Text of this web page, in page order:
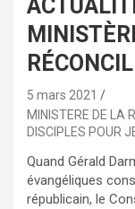
5 mars 2021
MINISTERE DE LA
DISCIPLES POUR
Quand Gérald
évangéliques
républicain, le